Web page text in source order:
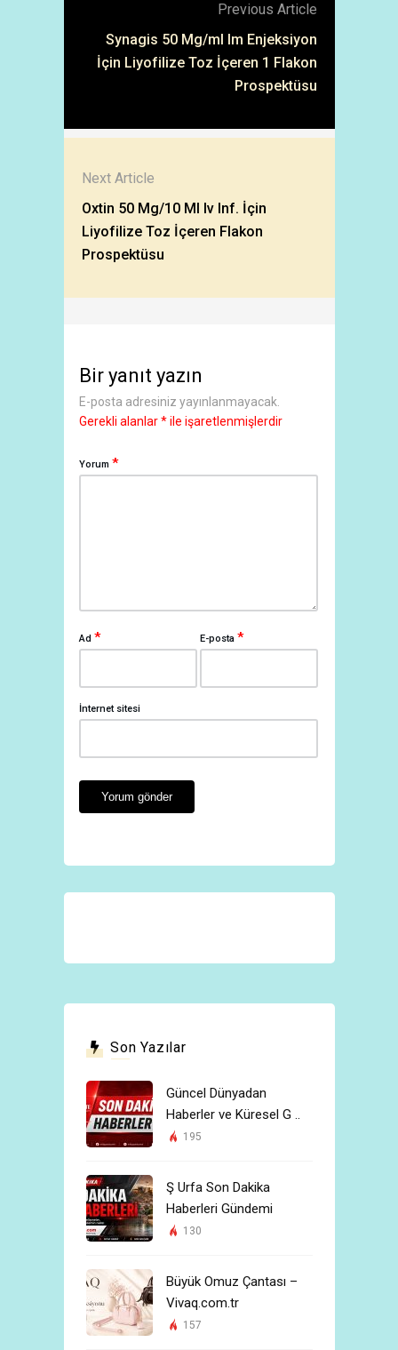
Previous Article
Synagis 50 Mg/ml Im Enjeksiyon
İçin Liyofilize Toz İçeren 1 Flakon
Prospektüsu
Next Article
Oxtin 50 Mg/10 Ml Iv Inf. İçin
Liyofilize Toz İçeren Flakon
Prospektüsu
Bir yanıt yazın
E-posta adresiniz yayınlanmayacak.
Gerekli alanlar*ile işaretlenmişlerdir
Yorum *
Ad * E-posta*
İnternet sitesi
Son Yazılar
Güncel Dünyadan
Haberler ve Küresel G ..
195
Ş Urfa Son Dakika
Haberleri Gündemi
130
Büyük Omuz Çantası –
Vivaq.com.tr
157